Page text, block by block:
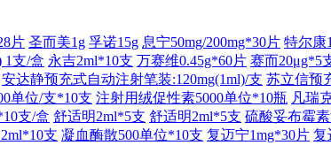
片 圣而美1g 孚诺15g 息宁50mg/200mg*30片 特尔康
1支/盒 永吉2ml*10支 万赛维0.45g*60片 赛而20μg*5
安达静预充式自动注射笔装:120mg(1ml)/支 苏立信预
单位/支*10支 注射用绒促性素5000单位*10瓶 凡瑞
支/盒 舒适明2ml*5支 舒适明2ml*5支 硫酸妥布霉
支 凝血酶散500单位*10支 复迈宁1mg*30片 复